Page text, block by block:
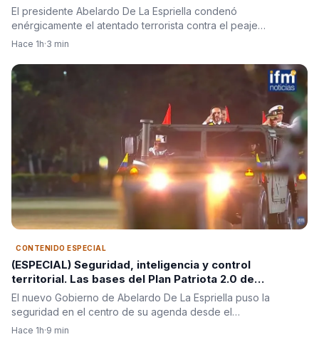
El presidente Abelardo De La Espriella condenó
enérgicamente el atentado terrorista contra el peaje…
Hace 1h·3 min
CONTENIDO ESPECIAL
(ESPECIAL) Seguridad, inteligencia y control
territorial. Las bases del Plan Patriota 2.0 de
Abelardo De La Espriella
El nuevo Gobierno de Abelardo De La Espriella puso la
seguridad en el centro de su agenda desde el…
Hace 1h·9 min